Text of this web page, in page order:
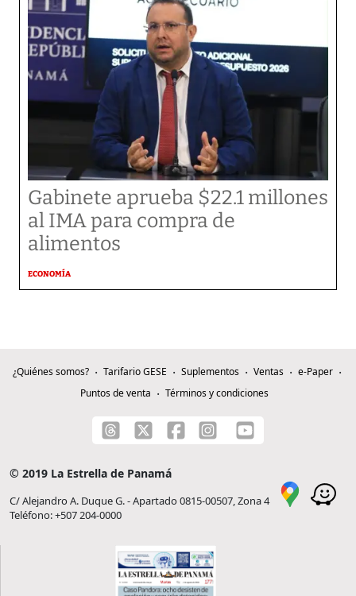
Gabinete aprueba $22.1 millones
al IMA para compra de
alimentos
ECONOMÍA
¿Quiénes somos? Tarifario GESE Suplementos Ventas
e-Paper
Puntos de venta
Términos y condiciones
© 2019 La Estrella de Panamá
C/ Alejandro A. Duque G. - Apartado 0815-00507, Zona 4
Teléfono: +507 204-0000